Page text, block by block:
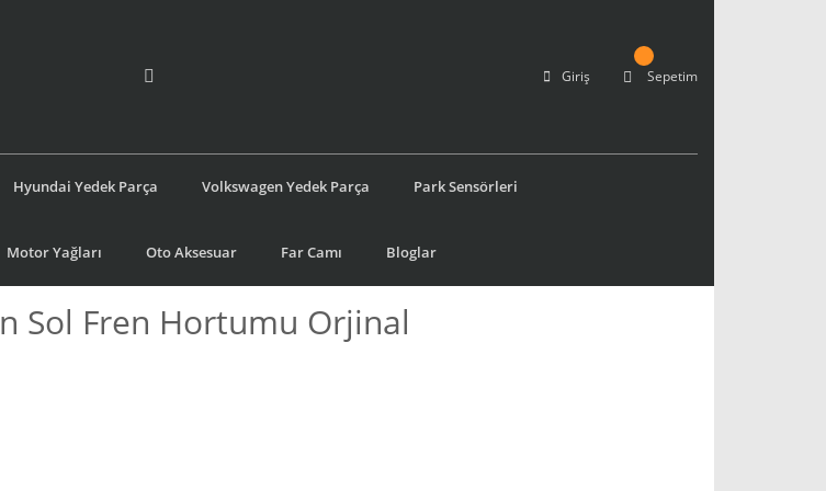
Giriş Sepetim
Hyundai Yedek Parça Volkswagen Yedek Parça Park Sensörleri
Motor Yağları Oto Aksesuar Far Camı Bloglar
Sol Fren Hortumu Orjinal